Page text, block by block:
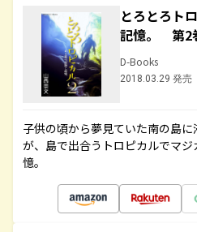
とろとろト
記憶。 第2
D-Books
2018.03.29 発売
子供の頃から夢見ていた南の島
が、島で出合うトロピカルでマ
憶。